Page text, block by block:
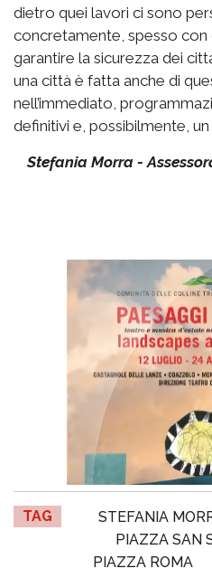
dietro quei lavori ci sono
concretamente, spesso con
garantire la sicurezza dei
una città è fatta anche di
nell’immediato,
definitivi e, possibilmente,
Stefania Morra -
TAG STEFANIA
PIAZZA SAN
PIAZZA ROMA